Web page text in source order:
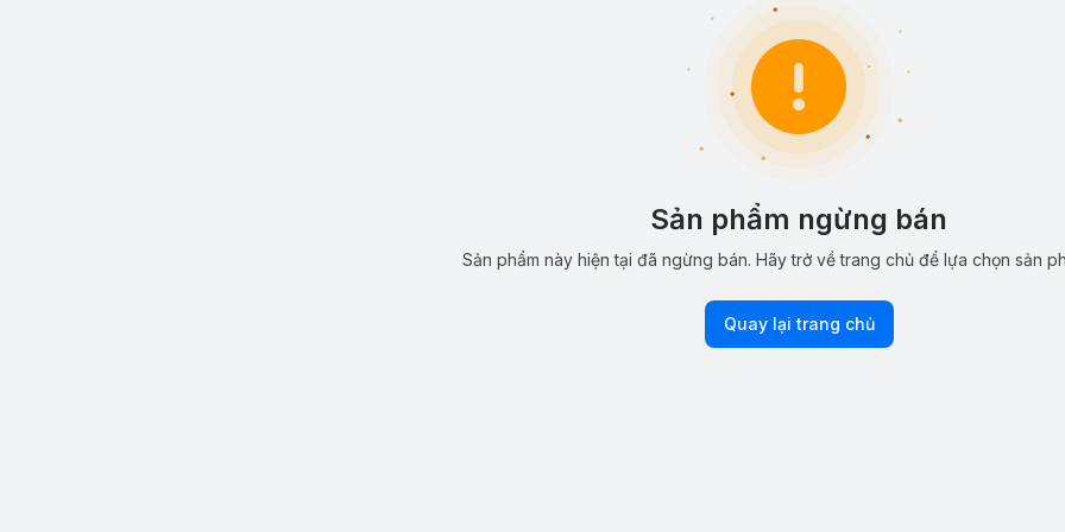
Sản phẩm ngừng bán
Sản phẩm này hiện tại đã ngừng bán. Hãy trở về trang chủ để lựa chọn sản
Quay lại trang chủ